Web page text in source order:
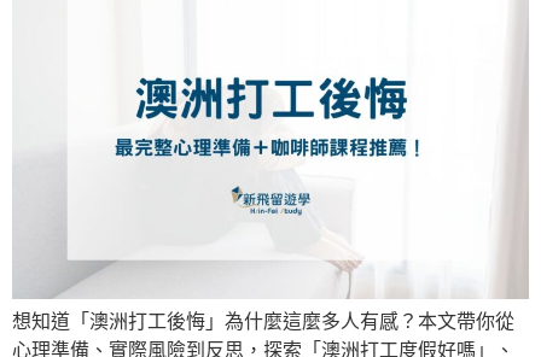
想知道「澳洲打工後悔」為什麼這麼多人有感？本文帶你從
心理準備、實際風險到反思，探索「澳洲打工度假好嗎」、